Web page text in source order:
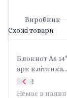
Виробник
Схожі товари
Блокнот A6
арк клітинка
проклеяний
крафт на
30 ₴
Немає в